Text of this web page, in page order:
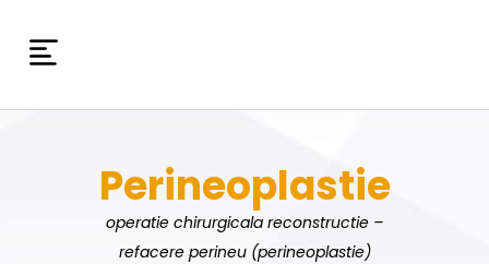
Perineoplastie
operatie chirurgicala reconstructie –
refacere perineu (perineoplastie)